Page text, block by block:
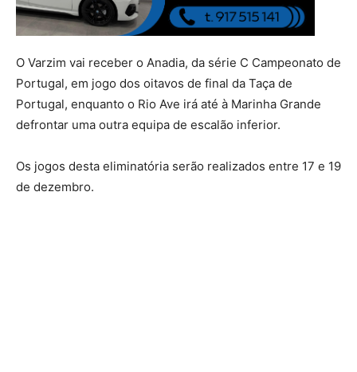
O Varzim vai receber o Anadia, da série C Campeonato de
Portugal, em jogo dos oitavos de final da Taça de
Portugal, enquanto o Rio Ave irá até à Marinha Grande
defrontar uma outra equipa de escalão inferior.
Os jogos desta eliminatória serão realizados entre 17 e 19
de dezembro.